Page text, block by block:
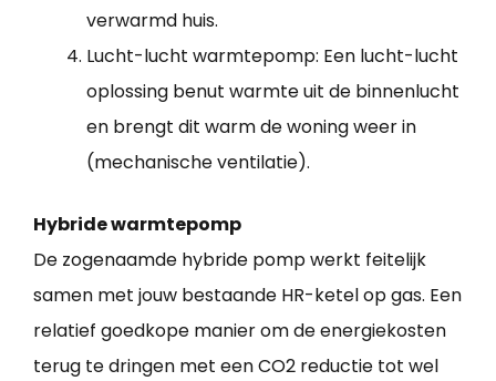
verwarmd huis.
Lucht-lucht warmtepomp: Een lucht-lucht
oplossing benut warmte uit de binnenlucht
en brengt dit warm de woning weer in
(mechanische ventilatie).
Hybride warmtepomp
De zogenaamde hybride pomp werkt feitelijk
samen met jouw bestaande HR-ketel op gas. Een
relatief goedkope manier om de energiekosten
terug te dringen met een CO2 reductie tot wel